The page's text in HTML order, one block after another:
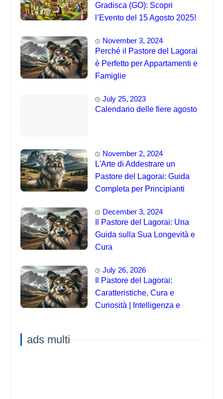
Gradisca (GO): Scopri
l’Evento del 15 Agosto 2025!
November 3, 2024
Perché il Pastore del Lagorai
è Perfetto per Appartamenti e
Famiglie
July 25, 2023
Calendario delle fiere agosto
November 2, 2024
L'Arte di Addestrare un
Pastore del Lagorai: Guida
Completa per Principianti
December 3, 2024
Il Pastore del Lagorai: Una
Guida sulla Sua Longevità e
Cura
July 26, 2026
Il Pastore del Lagorai:
Caratteristiche, Cura e
Curiosità | Intelligenza e
ads multi